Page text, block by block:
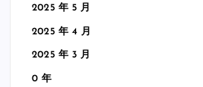
2025 年 5 月
2025 年 4 月
2025 年 3 月
0 年